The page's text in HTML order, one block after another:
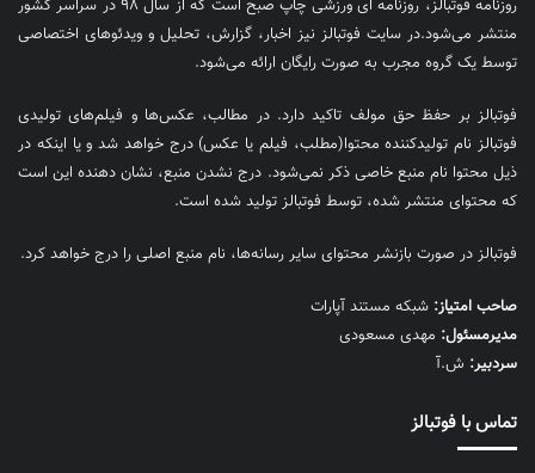
روزنامه فوتبالز، روزنامه ای ورزشی چاپ صبح است که از سال ۹۸ در سراسر کشور
منتشر می‌شود.در سایت فوتبالز نیز اخبار، گزارش، تحلیل و ویدئوهای اختصاصی
توسط یک گروه مجرب به صورت رایگان ارائه می‌شود.
فوتبالز بر حفظ حق مولف تاکید دارد. در مطالب، عکس‌ها و فیلم‌های تولیدی
فوتبالز نام تولیدکننده محتوا(مطلب، فیلم یا عکس) درج خواهد شد و یا اینکه در
ذیل محتوا نام منبع خاصی ذکر نمی‌‎شود. درج نشدن منبع، نشان دهنده این است
که محتوای منتشر شده، توسط فوتبالز تولید شده است.
فوتبالز در صورت بازنشر محتوای سایر رسانه‌ها، نام منبع اصلی را درج خواهد کرد.
صاحب امتیاز: شبکه مستند آپارات
مديرمسئول: مهدی مسعودی
سردبیر: ش.آ
تماس با فوتبالز